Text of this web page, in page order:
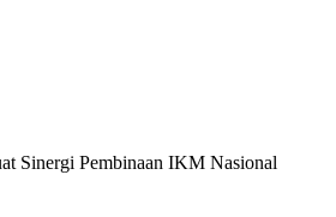
Sinergi Pembinaan IKM Nasional